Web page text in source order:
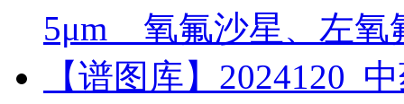
5μm__氧氟沙星、左
【谱图库】2024120_